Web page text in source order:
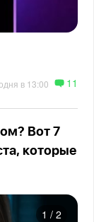
в 13:00 11
Вот 7
которые
1 / 2